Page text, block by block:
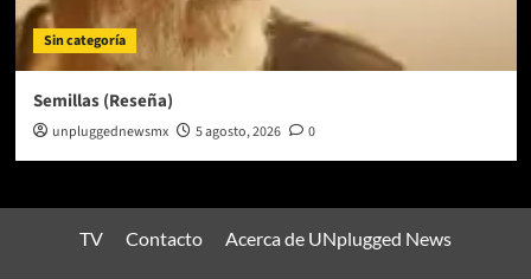
Sin categoría
Semillas (Reseña)
unpluggednewsmx 5 agosto, 2026 0
TV Contacto Acerca de UNplugged News